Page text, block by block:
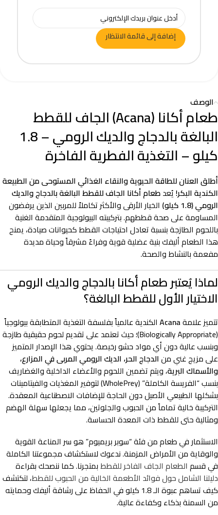
إضافة إلى قائمة الانتظار
الوصف
طعام أكانا (Acana) الجاف للقطط
البالغة بالدجاج والديك الرومي – 1.8
كيلو – التغذية الفطرية الفاخرة
أطلق العنان للطاقة الحيوية والنقاء الغذائي المستوحى من الطبيعة
الكندية البكر! يُعدطعام أكانا الجاف للقطط البالغة بالدجاج والديك
الرومي (1.8 كيلو)
الخيار الأرقى والأكثر تكاملاً للمربين الذين يرفضون
المساومة على صحة قططهم. بتركيبته البيولوجية المتقدمة الغنية
باللحوم الطازجة بنسبة تعادل احتياجات القطط كحيوانات صيادة، يمنح
هذا الطعام أليفك بنية عضلية قوية وفراءً مشرقاً وحياة مديدة
مفعمة بالنشاط والصحة.
لماذا يُعتبر طعام أكانا بالدجاج والديك الرومي
الاختيار الأول للقطط البالغة؟
تتميز علامةAcana الكندية عالمياً بفلسفة التغذية المتطابقة بيولوجياً
(Biologically Appropriate)؛ حيث تعتمد على تقديم لحوم حقيقية طازجة
وبنسب عالية دون أي مواد حشو رخيصة. يحتوي هذا الإصدار المتميز
على مزيج غني منالدجاج الحر، الديك الرومي المربى في المزارع،
والأسماك البرية، ويتم تضمين اللحوم والأعضاء الداخلية والغضاريف
بنسب “الفريسة الكاملة” (WholePrey) لتوفير المغذيات والفيتامينات
بشكلها الطبيعي الأصيل دون الحاجة للإضافات الاصطناعية المعقدة.
التركيبة خالية تماماً من الحبوب والجلوتين، مما يجعلها سهلة الهضم
ومثالية حتى للقطط ذات المعدة الحساسة.
الاستثمار في طعام من فئة “سوبر بريميوم” هو سر المناعة القوية
والوقاية من الأمراض المزمنة. ندعوك لاستكشاف مجموعتنا الكاملة
في قسم الطعام الجاف الفاخر للقططبمتجرنا. كما ننصحك بقراءة
دليلنا الشامل حول فوائد الأطعمة الخالية من الحبوب للقطط، لتكتشف
كيف تساهم عبوة الـ 1.8 كيلو في الحفاظ على رشاقة أليفك وحمايته
من السمنة بذكاء وكفاءة عالية.